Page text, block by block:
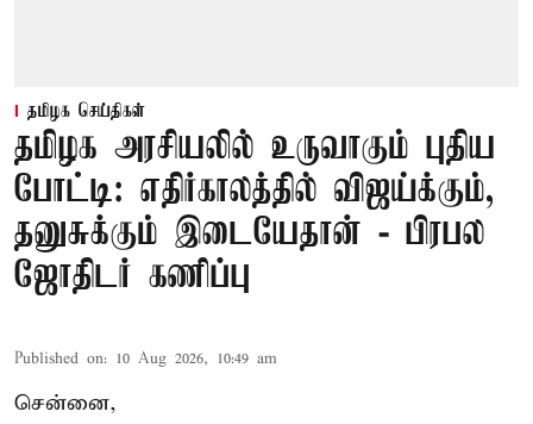
தமிழக செய்திகள்
தமிழக அரசியலில் உருவாகும் புதிய
போட்டி: எதிர்காலத்தில் விஜய்க்கும்,
தனுசுக்கும் இடையேதான் - பிரபல
ஜோதிடர் கணிப்பு
Published on: 10 Aug 2026, 10:49 am
சென்னை,